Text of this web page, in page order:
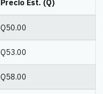
Precio Est. (Q)
Q50.00
Q53.00
Q58.00